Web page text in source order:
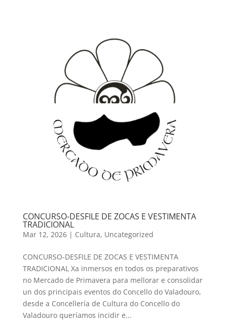
CONCURSO-DESFILE DE ZOCAS E VESTIMENTA
TRADICIONAL
Mar 12, 2026| Cultura, Uncategorized
CONCURSO-DESFILE DE ZOCAS E VESTIMENTA
TRADICIONAL Xa inmersos en todos os preparativos
no Mercado de Primavera para mellorar e consolidar
un dos principais eventos do Concello do Valadouro,
desde a Concellería de Cultura do Concello do
Valadouro queríamos incidir e...